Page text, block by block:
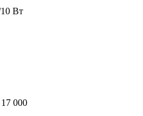
Вт
000